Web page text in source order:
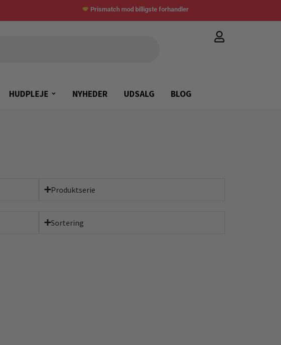
Prismatch mod billigste forhandler
HUDPLEJE NYHEDER UDSALG BLOG
Produktserie
Sortering